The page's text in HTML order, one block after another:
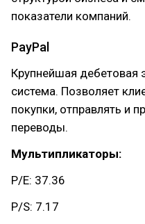
показатели компаний.
PayPal
Крупнейшая дебетовая
система. Позволяет
покупки, отправлять и
переводы.
Мультипликаторы:
P/E: 37.36
P/S: 7.17